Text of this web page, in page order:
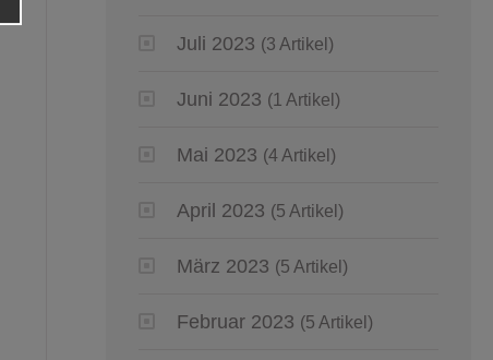
Juli 2023 (3 Artikel)
Juni 2023 (1 Artikel)
Mai 2023 (4 Artikel)
April 2023 (5 Artikel)
März 2023 (5 Artikel)
Februar 2023 (5 Artikel)